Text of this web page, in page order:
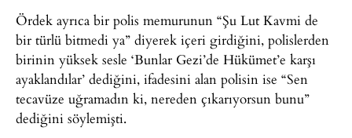
Ördek ayrıca bir polis memurunun “Şu Lut Kavmi de
bir türlü bitmedi ya” diyerek içeri girdiğini, polislerden
birinin yüksek sesle ‘Bunlar Gezi’de Hükümet’e karşı
ayaklandılar’ dediğini, ifadesini alan polisin ise “Sen
tecavüze uğramadın ki, nereden çıkarıyorsun bunu”
dediğini söylemişti.